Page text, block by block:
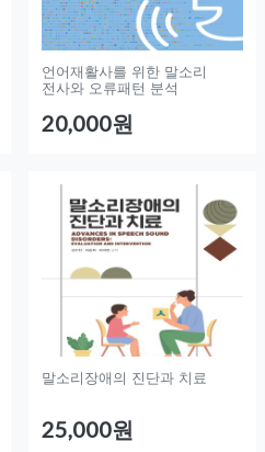
언어재활사를 위한 말소리
전사와 오류패턴 분석
20,000원
말소리장애의 진단과 치료
25,000원